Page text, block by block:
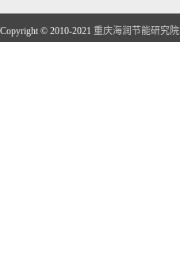
Copyright © 2010-2021 重庆海润节能研究院